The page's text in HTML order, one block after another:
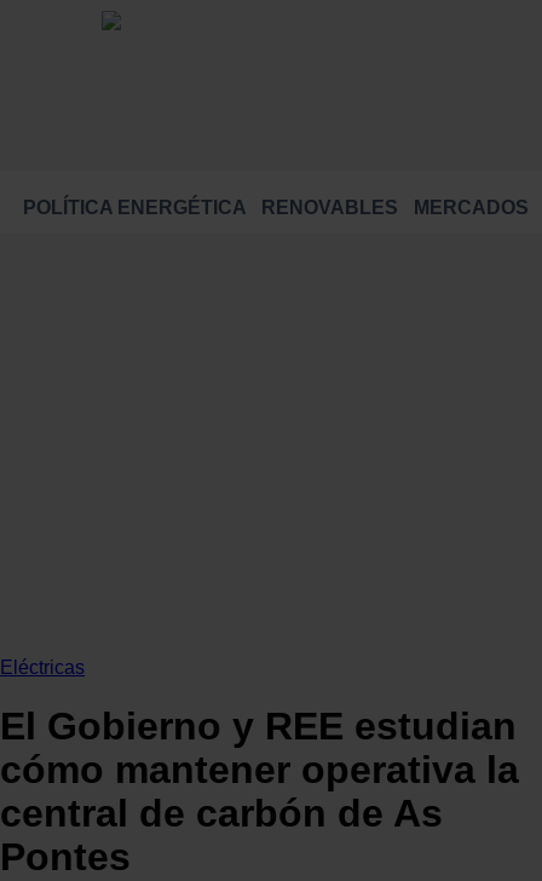
POLÍTICA ENERGÉTICA RENOVABLES MERCADOS
Eléctricas
El Gobierno y REE estudian
cómo mantener operativa la
central de carbón de As
Pontes